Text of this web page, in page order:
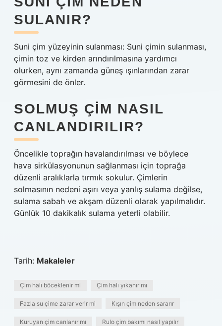
SULANIR?
Suni çim yüzeyinin sulanması: Suni çimin sulanması,
çimin toz ve kirden arındırılmasına yardımcı
olurken, aynı zamanda güneş ışınlarından zarar
görmesini de önler.
SOLMUŞ ÇIM NASIL
CANLANDIRILIR?
Öncelikle toprağın havalandırılması ve böylece
hava sirkülasyonunun sağlanması için toprağa
düzenli aralıklarla tırmık sokulur. Çimlerin
solmasının nedeni aşırı veya yanlış sulama değilse,
sulama sabah ve akşam düzenli olarak yapılmalıdır.
Günlük 10 dakikalık sulama yeterli olabilir.
Tarih: Makaleler
Çim halı böceklenir mi Çim halı yıkanır mı
Fazla su çime zarar verir mi Kışın çim neden sararır
Kuruyan çim canlanır mı Rulo çim bakımı nasıl yapılır